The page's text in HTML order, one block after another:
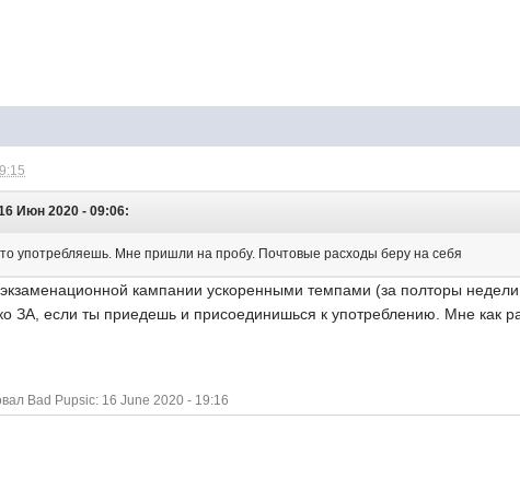
Июн 2020 - 09:06:
употребляешь. Мне пришли на пробу. Почтовые расходы беру на себя
кампании ускоренными темпами (за полторы
ЗА, если ты приедешь и присоединишься к употреблению. Мне как
Bad Pupsic: 16 June 2020 - 19:16